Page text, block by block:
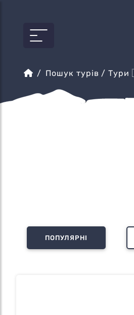
Пошук турів / Тури
ПОПУЛЯРНІ